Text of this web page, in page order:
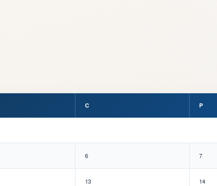
C P
6 7
13 14